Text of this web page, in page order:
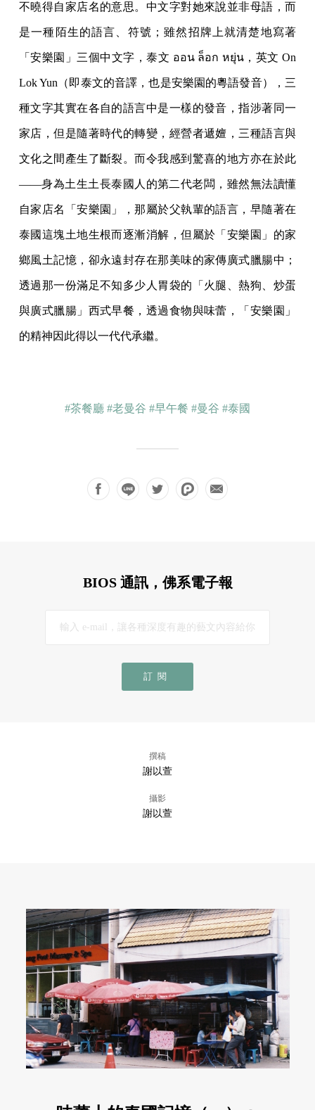
不曉得自家店名的意思。中文字對她來說並非母語，而
是一種陌生的語言、符號；雖然招牌上就清楚地寫著
「安樂園」三個中文字，泰文 ออน ล็อก หยุ่น，英文 On
Lok Yun（即泰文的音譯，也是安樂園的粵語發音），三
種文字其實在各自的語言中是一樣的發音，指涉著同一
家店，但是隨著時代的轉變，經營者遞嬗，三種語言與
文化之間產生了斷裂。而令我感到驚喜的地方亦在於此
——身為土生土長泰國人的第二代老闆，雖然無法讀懂
自家店名「安樂園」，那屬於父執輩的語言，早隨著在
泰國這塊土地生根而逐漸消解，但屬於「安樂園」的家
鄉風土記憶，卻永遠封存在那美味的家傳廣式臘腸中；
透過那一份滿足不知多少人胃袋的「火腿、熱狗、炒蛋
與廣式臘腸」西式早餐，透過食物與味蕾，「安樂園」
的精神因此得以一代代承繼。
#茶餐廳 #老曼谷 #早午餐 #曼谷 #泰國
BIOS 通訊，佛系電子報
訂閱
撰稿
謝以萱
攝影
謝以萱